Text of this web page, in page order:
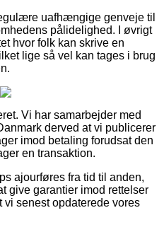
uafhængige genveje til
pålidelighed. I øvrigt
hvor folk kan skrive en
lige så vel kan tages i brug
Vi har samarbejder med
derved at vi publicerer
imod betaling forudsat den
en transaktion.
ajourføres fra tid til anden,
give garantier imod rettelser
senest opdaterede vores